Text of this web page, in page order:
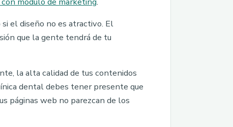
el diseño no es atractivo. El
que la gente tendrá de tu
la alta calidad de tus contenidos
dental debes tener presente que
páginas web no parezcan de los